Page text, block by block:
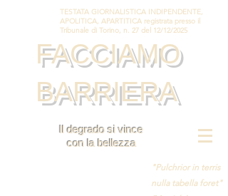
TESTATA GIORNALISTICA INDIPENDENTE,
APOLITICA, APARTITICA registrata presso il
Tribunale di Torino, n. 27 del 12/12/2025
FACCIAMO
BARRIERA
Il degrado si vince
con la bellezza
"Pulchrior in terris
nulla tabella foret"